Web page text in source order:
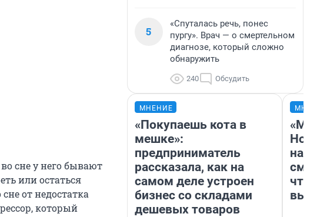
сне у него бывают
или остаться
от недостатка
который
5
«Спуталась речь, понес
пургу». Врач — о смертельном
диагнозе, который сложно
обнаружить
240 Обсудить
МНЕНИЕ
«Покупаешь кота в
мешке»:
предприниматель
рассказала, как на
самом деле устроен
бизнес со складами
дешевых товаров
«Мы